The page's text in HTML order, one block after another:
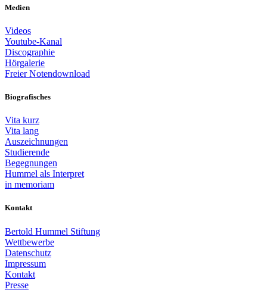
Medien
Videos
Youtube-Kanal
Discographie
Hörgalerie
Freier Notendownload
Biografisches
Vita kurz
Vita lang
Auszeichnungen
Studierende
Begegnungen
Hummel als Interpret
in memoriam
Kontakt
Bertold Hummel Stiftung
Wettbewerbe
Datenschutz
Impressum
Kontakt
Presse